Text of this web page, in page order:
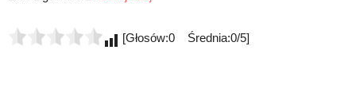
[Głosów:0 Średnia:0/5]